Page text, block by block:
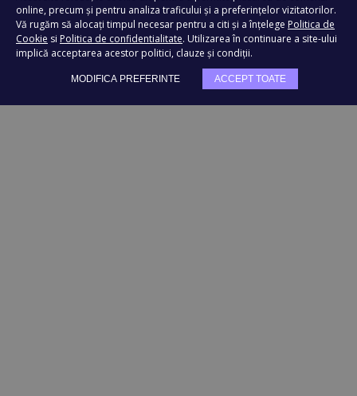
online, precum și pentru analiza traficului și a preferințelor vizitatorilor.
Vă rugăm să alocați timpul necesar pentru a citi și a înțelege Politica de
Cookie si Politica de confidentialitate. Utilizarea în continuare a site-ului
implică acceptarea acestor politici, clauze și condiții.
MODIFICA PREFERINTE ACCEPT TOATE
Mesaj*
TRIMITE